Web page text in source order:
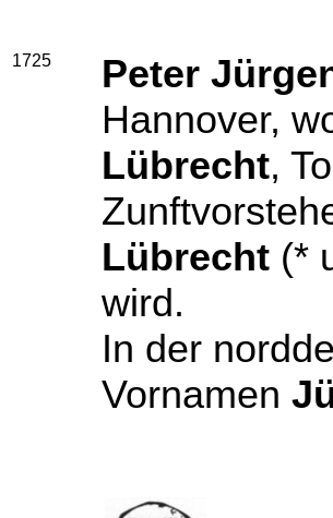
1725
Peter
Hannover,
Lübrecht,
Lübrecht (*
wird.
In der
Vornamen